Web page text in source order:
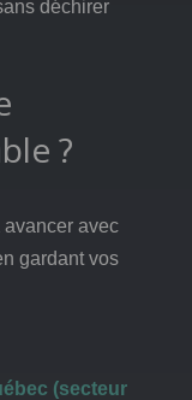
déchirer
?
avec
gardant vos
(secteur